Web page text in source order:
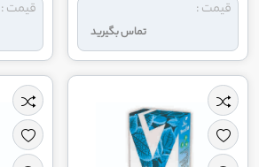
تماس بگیرید
قیمت : قیمت :